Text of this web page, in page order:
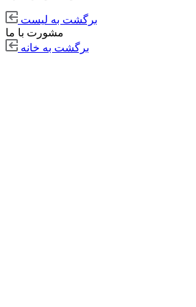
برگشت به لیست
مشورت با ما
برگشت به خانه